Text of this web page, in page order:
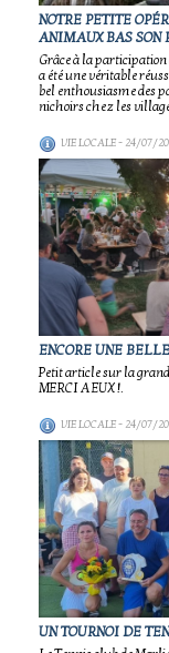
NOTRE PETITE
ANIMAUX BAS SON
Grâce à la participation
a été une véritable
bel enthousiasme des
nichoirs chez les
VIE LOCALE- 24/07/
ENCORE UNE
Petit article sur la
MERCI A EUX !.
VIE LOCALE- 24/07/
UN TOURNOI DE